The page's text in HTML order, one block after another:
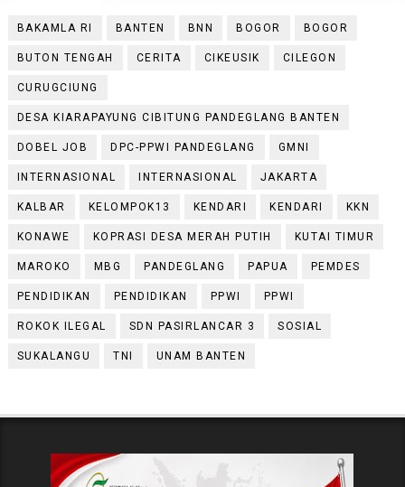
BAKAMLA RI BANTEN BNN BOGOR BOGOR
BUTON TENGAH CERITA CIKEUSIK CILEGON
CURUGCIUNG
DESA KIARAPAYUNG CIBITUNG PANDEGLANG BANTEN
DOBEL JOB DPC-PPWI PANDEGLANG GMNI
INTERNASIONAL INTERNASIONAL JAKARTA
KALBAR KELOMPOK13 KENDARI KENDARI KKN
KONAWE KOPRASI DESA MERAH PUTIH KUTAI TIMUR
MAROKO MBG PANDEGLANG PAPUA PEMDES
PENDIDIKAN PENDIDIKAN PPWI PPWI
ROKOK ILEGAL SDN PASIRLANCAR 3 SOSIAL
SUKALANGU TNI UNAM BANTEN